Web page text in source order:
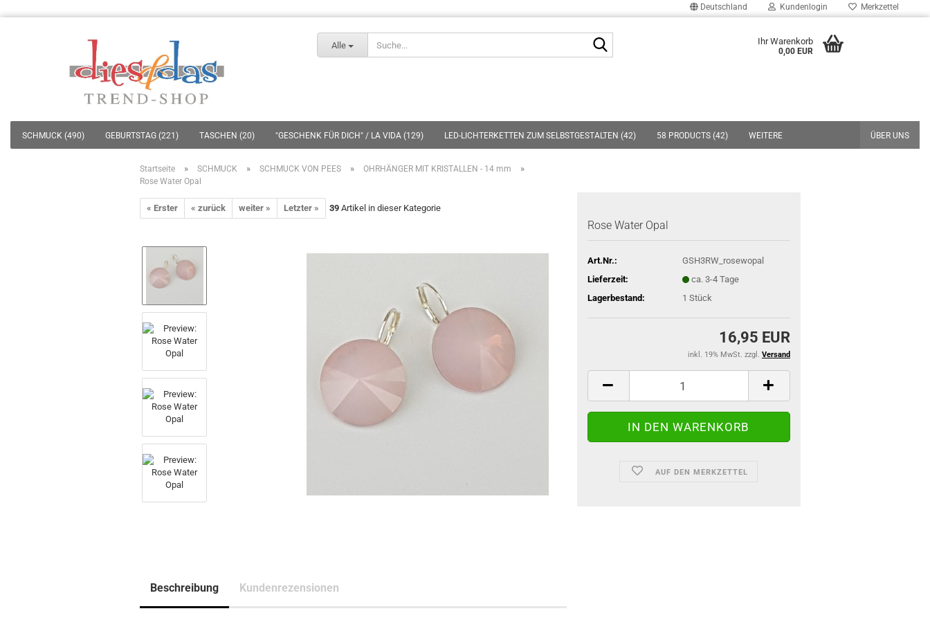
Deutschland Kundenlogin Merkzettel
Alle Ihr Warenkorb
0,00 EUR
SCHMUCK (490) GEBURTSTAG (221) TASCHEN (20) "GESCHENK FÜR DICH" / LA VIDA (129) LED-LICHTERKETTEN ZUM SELBSTGESTALTEN (42) 58 PRODUCTS (42) ÜBER UNS
WEITERE
Startseite » SCHMUCK » SCHMUCK VON PEES » OHRHÄNGER MIT KRISTALLEN - 14 mm »
Rose Water Opal
« Erster « zurück weiter » Letzter » 39 Artikel in dieser Kategorie
Rose Water Opal
Art.Nr.:
GSH3RW_rosewopal
Lieferzeit:
ca. 3-4 Tage
Lagerbestand:
1 Stück
16,95 EUR
inkl. 19% MwSt. zzgl. Versand
AUF DEN MERKZETTEL
Beschreibung Kundenrezensionen